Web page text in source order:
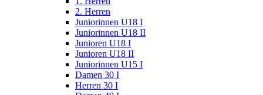
2. Herren
Juniorinnen U18 I
Juniorinnen U18 II
Junioren U18 I
Junioren U18 II
Juniorinnen U15 I
Damen 30 I
Herren 30 I